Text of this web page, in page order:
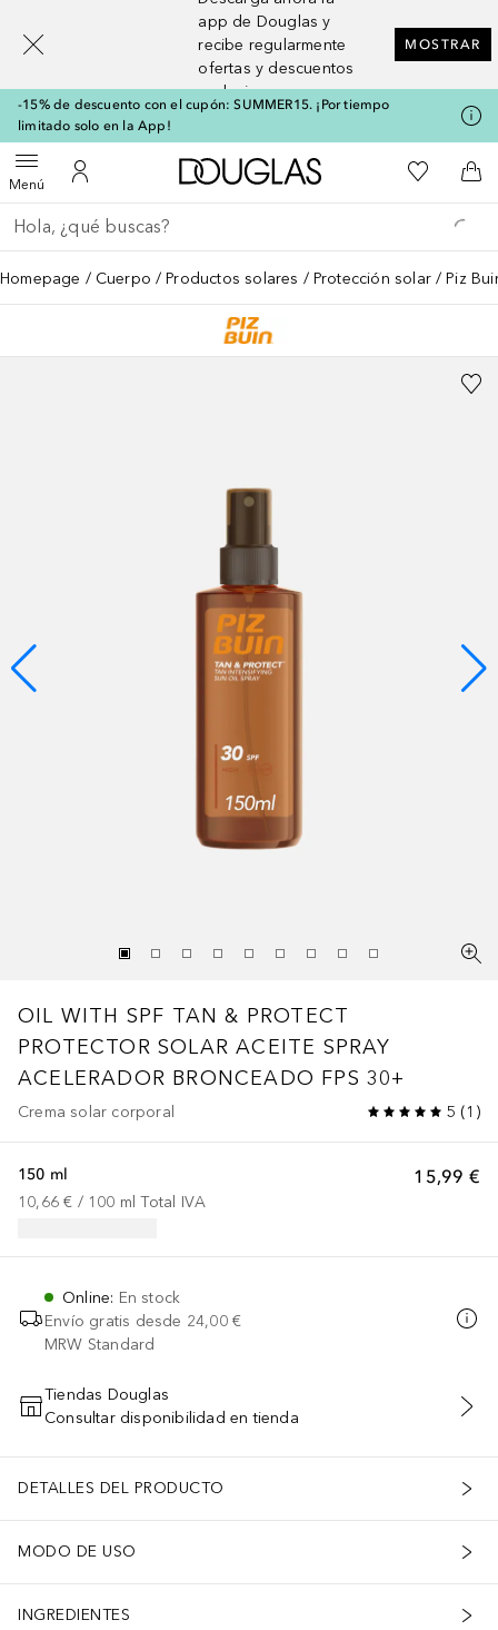
app de Douglas y
recibe regularmente
ofertas y descuentos
exclusivos
MOSTRAR
-15% de descuento con el cupón: SUMMER15. ¡Por tiempo
limitado solo en la App!
MenúAbrir menúMi cuenta
A Douglas HomeMi lista de
A
Regresar
Ejecutar búsqueda
Homepage Cuerpo Productos solares Protección solar Piz
OIL WITH SPF TAN & PROTECT
PROTECTOR SOLAR ACEITE SPRAY
ACELERADOR BRONCEADO FPS 30+
Crema solar corporal 5 (1 )
15,99 €
150 ml
10,66 € / 100 ml Total IVA
Online: En stock
Envío gratis desde 24,00 €
MRW Standard
AÑADIR AL CARRITO
Tiendas Douglas
Consultar disponibilidad en tienda
DETALLES DEL PRODUCTO
MODO DE USO
INGREDIENTES
[navigation.slideout.screenreader]